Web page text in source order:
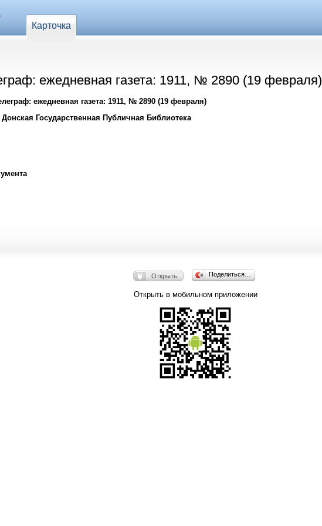
Карточка
ежедневная газета: 1911, № 2890 (19 февраля)
ежедневная газета: 1911, № 2890 (19 февраля)
Донская Государственная Публичная Библиотека
Открыть Поделиться…
Открыть в мобильном приложении